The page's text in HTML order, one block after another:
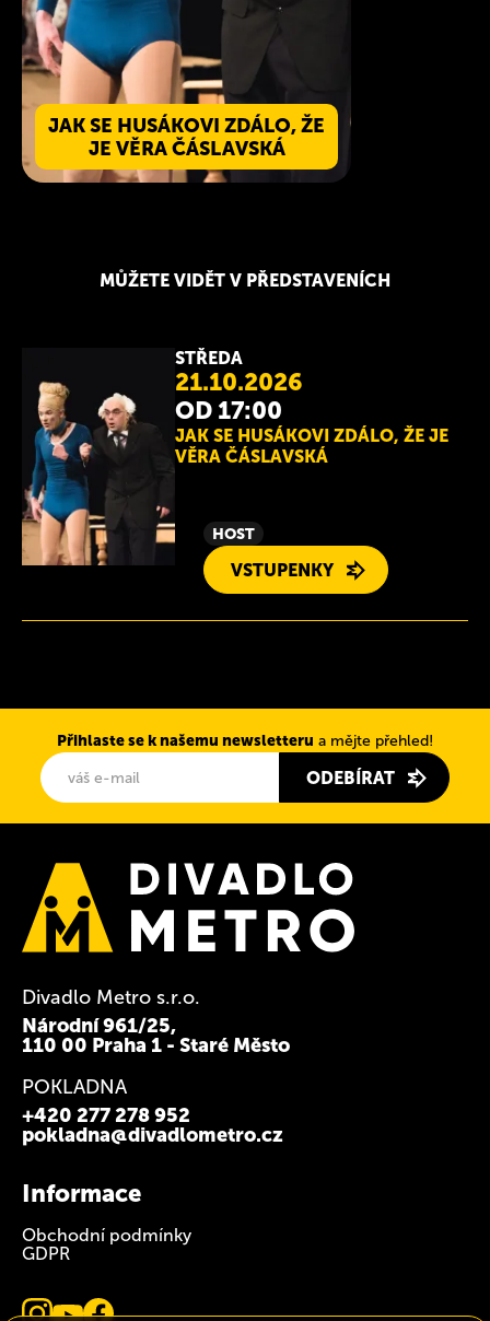
JAK SE HUSÁKOVI ZDÁLO, ŽE
JE VĚRA ČÁSLAVSKÁ
MŮŽETE VIDĚT V PŘEDSTAVENÍCH
STŘEDA
21.10.2026
OD 17:00
JAK SE HUSÁKOVI ZDÁLO, ŽE JE
VĚRA ČÁSLAVSKÁ
HOST
VSTUPENKY
Přihlaste se k našemu newsletteru a mějte přehled!
ODEBÍRAT
Divadlo Metro s.r.o.
Národní 961/25,
110 00 Praha 1 - Staré Město
POKLADNA
+420 277 278 952
pokladna@divadlometro.cz
Informace
Obchodní podmínky
GDPR